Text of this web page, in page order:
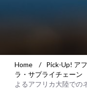
Home / Pick-Up! ア
ラ・サプライチェーン
よるアフリカ大陸での